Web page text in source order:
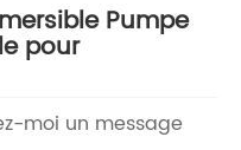
Pumpe
pour
moi un message